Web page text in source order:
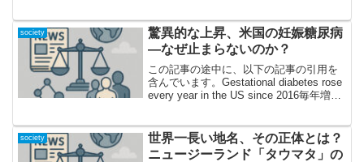
ていると言っ...
society
驚異的な上昇、米国の妊娠糖尿病
―なぜ止まらないのか？
この記事の途中に、以下の記事の引用を
含んでいます。Gestational diabetes rose
every year in the US since 2016毎年増え
society
世界一長い地名、その正体とは？
ニュージーランド「タウマタ」の